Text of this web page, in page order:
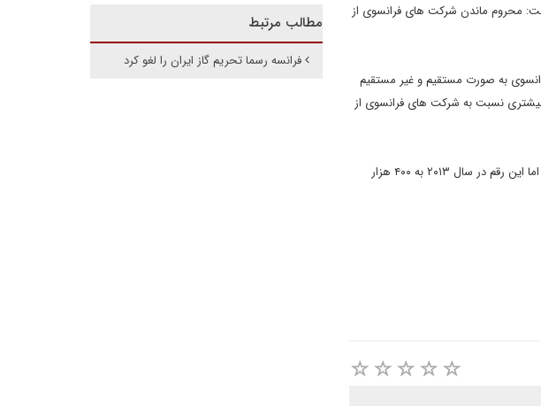
محروم ماندن شرکت های فرانسوی از
به صورت مستقیم و غیر مستقیم
نسبت به شرکت های فرانسوی از
سفیر کشورمان در فرانسه گفت: فرانسه در سال چهار و نیم میلیارد یورو با ایران در بخش های مختلف تبادل تجاری داشت اما این رقم در سال ۲۰۱۳ به ۴۰۰ هزار
مطالب مرتبط
فرانسه رسما تحریم گاز ایران را لغو کرد